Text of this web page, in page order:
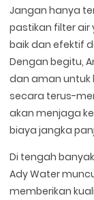
Jangan hanya
pastikan filter air
baik dan efektif
Dengan begitu,
dan aman
secara terus-
akan menjaga
biaya jangka
Di tengah
Ady Water
memberikan